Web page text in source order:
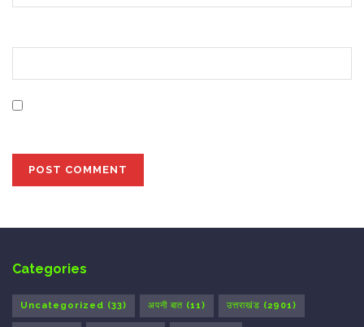
Categories
Uncategorized (33) अपनी बात (11) उत्तराखंड (2901)